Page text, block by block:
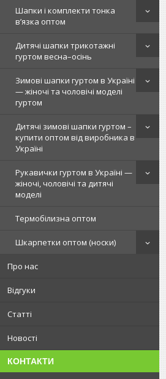
Шапки і комплекти тонка
в’язка оптом
Дитячі шапки трикотажні
гуртом весна–осінь
Зимові шапки гуртом в Україні
— жіночі та чоловічі моделі
гуртом
Дитячі зимові шапки гуртом –
купити оптом від виробника в
Україні
Рукавички гуртом в Україні —
жіночі, чоловічі та дитячі
моделі
Термобілизна оптом
Шкарпетки оптом (носки)
Про нас
Відгуки
Статті
Новості
КОНТАКТИ